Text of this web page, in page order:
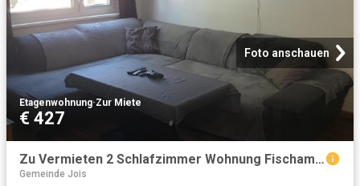
Foto anschauen
Etagenwohnung·Zur Miete
€ 427
Zu Vermieten 2 Schlafzimmer Wohnung Fischamend AUT DS104600668
Gemeinde Jois